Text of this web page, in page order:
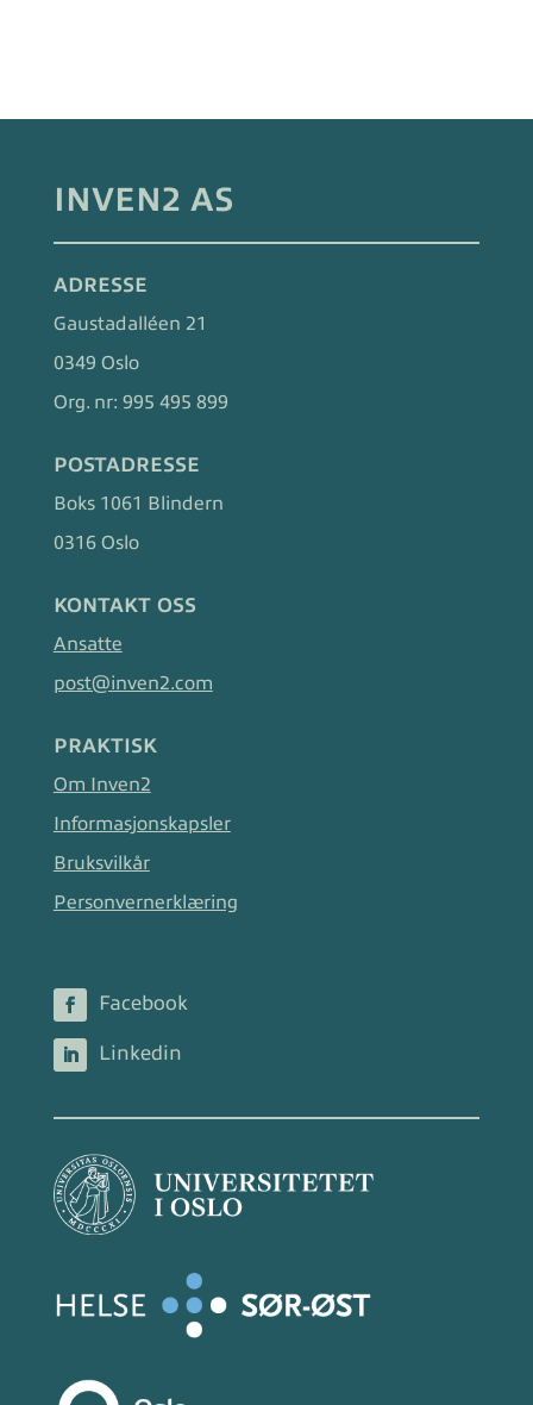
INVEN2 AS
ADRESSE
Gaustadalléen 21
0349 Oslo
Org. nr: 995 495 899
POSTADRESSE
Boks 1061 Blindern
0316 Oslo
KONTAKT OSS
Ansatte
post@inven2.com
PRAKTISK
Om Inven2
Informasjonskapsler
Bruksvilkår
Personvernerklæring